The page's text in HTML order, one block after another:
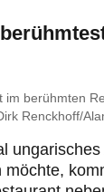
im berühmten
Renckhoff/
möchte,